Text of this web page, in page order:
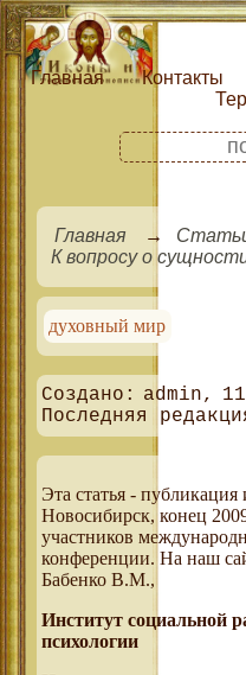
Главная Контакты
Главная
К вопросу о
духовный мир
admin
Эта статья - публикация
Новосибирск, конец
участников
конференции. На наш
Бабенко В.М.,
Институт социальной
психологии